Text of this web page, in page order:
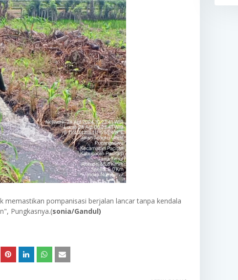
memastikan pompanisasi berjalan lancar tanpa kendala
Pungkasnya.(sonia/Gandul)